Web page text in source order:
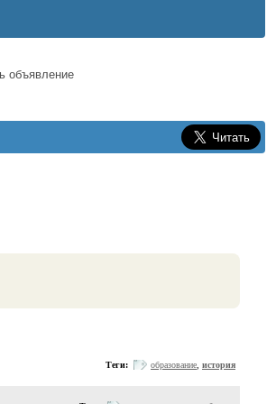
объявление
Теги: образование история